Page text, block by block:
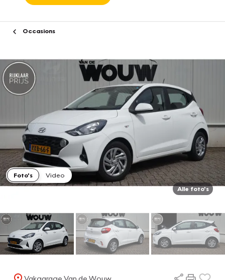
Occasions
Foto's
Video
Alle foto's
Vakgarage Van de Wouw